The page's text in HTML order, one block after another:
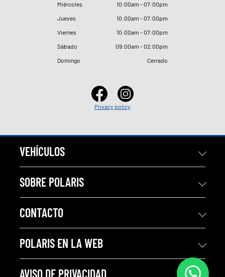
Miércoles
10:00am - 07:00pm
Jueves
10:00am - 07:00pm
Viernes
10:00am - 07:00pm
Sábado
09:00am - 02:00pm
Domingo
Cerrado
Privacy policy
VEHÍCULOS
SOBRE POLARIS
CONTACTO
POLARIS EN LA WEB
AVISO DE PRIVACIDAD